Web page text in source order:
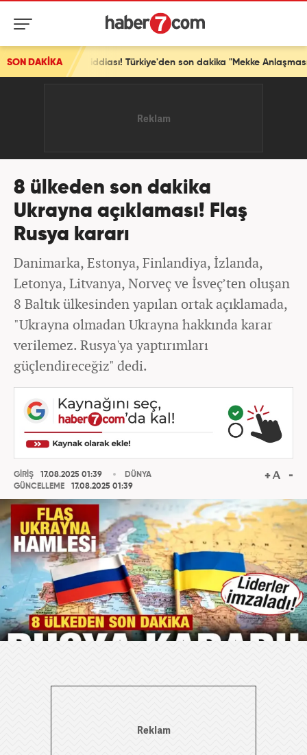
SON DAKİKA
iddiası! Türkiye'den son dakika "Mekke Anlaşması" açıklaması
8 ülkeden son dakika
Ukrayna açıklaması! Flaş
Rusya kararı
Danimarka, Estonya, Finlandiya, İzlanda,
Letonya, Litvanya, Norveç ve İsveç’ten oluşan
8 Baltık ülkesinden yapılan ortak açıklamada,
"Ukrayna olmadan Ukrayna hakkında karar
verilemez. Rusya'ya yaptırımları
güçlendireceğiz" dedi.
GİRİŞ
17.08.2025 01:39
GÜNCELLEME
17.08.2025 01:39
DÜNYA